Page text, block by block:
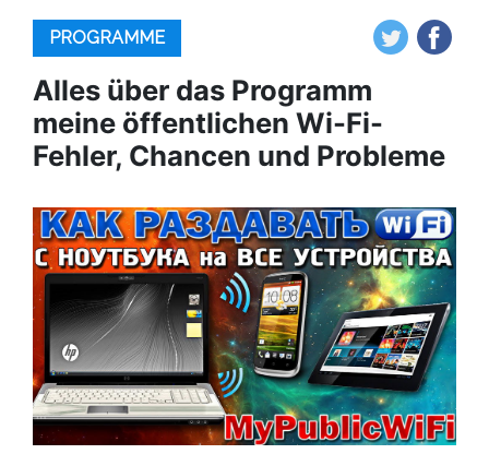
PROGRAMME
Alles über das Programm
meine öffentlichen Wi-Fi-
Fehler, Chancen und Probleme